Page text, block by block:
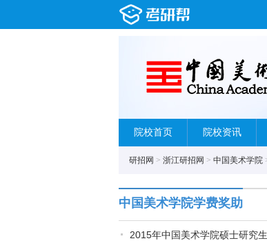
院校首页 院校资讯
研招网 > 浙江研招网 > 中国美术学院
中国美术学院学费奖助
2015年中国美术学院硕士研究